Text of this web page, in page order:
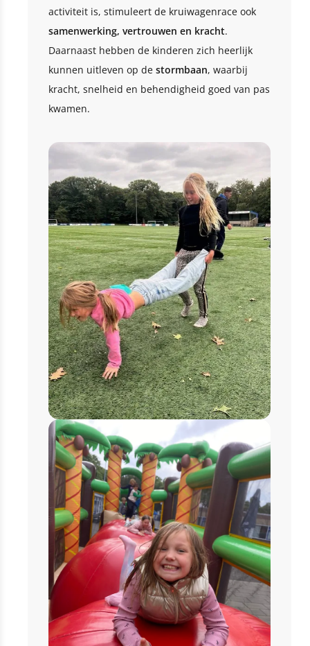
activiteit is, stimuleert de kruiwagenrace ook
samenwerking, vertrouwen en kracht.
Daarnaast hebben de kinderen zich heerlijk
kunnen uitleven op de stormbaan, waarbij
kracht, snelheid en behendigheid goed van pas
kwamen.